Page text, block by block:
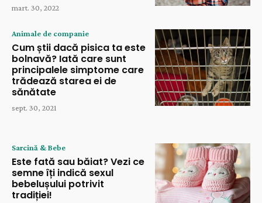
mart. 30, 2022
Animale de companie
Cum știi dacă pisica ta este
bolnavă? Iată care sunt
principalele simptome care
trădează starea ei de
sănătate
sept. 30, 2021
Sarcină & Bebe
Este fată sau băiat? Vezi ce
semne îți indică sexul
bebelușului potrivit
tradiției!